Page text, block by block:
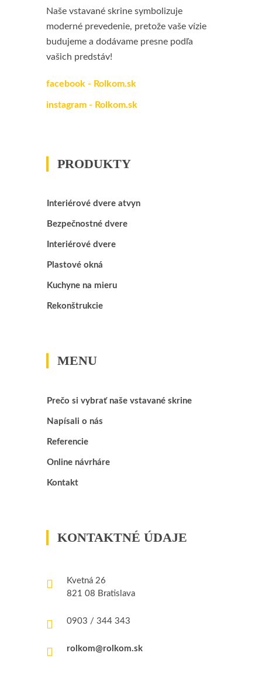
Naše vstavané skrine symbolizuje
moderné prevedenie, pretože vaše vízie
budujeme a dodávame presne podľa
vašich predstáv!
facebook - Rolkom.sk
instagram - Rolkom.sk
PRODUKTY
Interiérové dvere atvyn
Bezpečnostné dvere
Interiérové dvere
Plastové okná
Kuchyne na mieru
Rekonštrukcie
MENU
Prečo si vybrať naše vstavané skrine
Napísali o nás
Referencie
Online návrháre
Kontakt
KONTAKTNÉ ÚDAJE
Kvetná 26
821 08 Bratislava
0903 / 344 343
rolkom@rolkom.sk